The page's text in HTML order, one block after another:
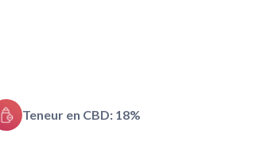
Teneur en CBD: 18%